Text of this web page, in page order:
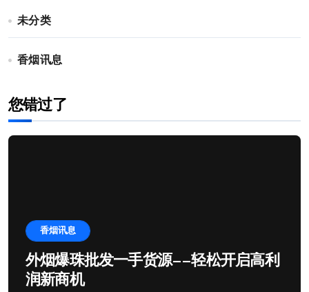
未分类
香烟讯息
您错过了
香烟讯息
外烟爆珠批发一手货源——轻松开启高利
润新商机